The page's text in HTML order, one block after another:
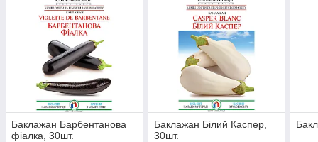
Баклажан Барбентанова
фіалка, 30шт.
Баклажан Білий Каспер,
30шт.